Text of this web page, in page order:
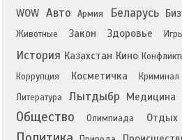
WOW Авто Армия Беларусь
Животные
Закон Здоровье
История Казахстан Кино
Коррупция Косметичка Криминал
Литература Лытдыбр Медицина
Общество Олимпиада Отдых